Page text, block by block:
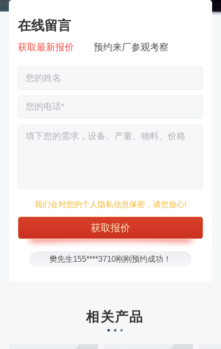
在线留言
获取最新报价 预约来厂参观考察
我们会对您的个人隐私信息保密，请您放心!
张先生131****7997刚刚预约成功！
方先生150****5692刚刚预约成功！
樊先生155****3710刚刚预约成功！
王先生183****6078刚刚预约成功！
相关产品